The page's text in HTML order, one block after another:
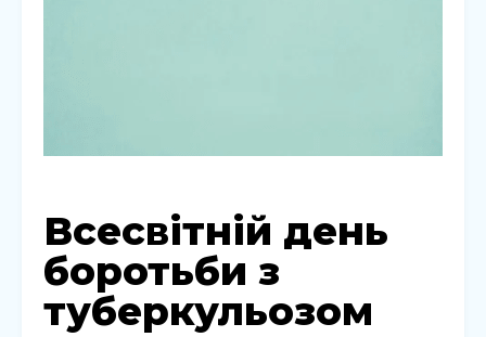
Всесвітній день
боротьби з
туберкульозом